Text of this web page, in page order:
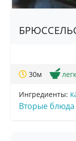
30м
Ингредиенты:
Вторые блюда